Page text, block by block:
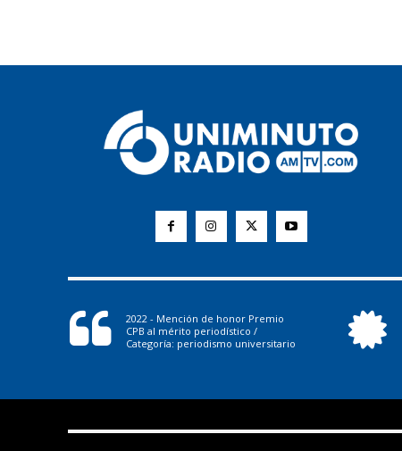
2022 - Mención de honor Premio
CPB al mérito periodístico /
Categoría: periodismo universitario